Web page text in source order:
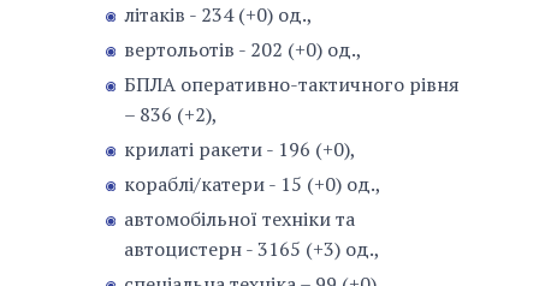
літаків - 234 (+0) од.,
вертольотів - 202 (+0) од.,
БПЛА оперативно-тактичного рівня
– 836 (+2),
крилаті ракети - 196 (+0),
кораблі/катери - 15 (+0) од.,
автомобільної техніки та
автоцистерн - 3165 (+3) од.,